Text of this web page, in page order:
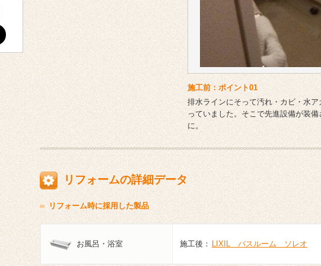
施工前：ポイント01
排水ラインにそって汚れ・カビ・水
っていました。そこで先進設備が装
に。
リフォームの詳細データ
リフォーム時に採用した製品
お風呂・浴室 施工後： LIXIL バスルーム ソレオ